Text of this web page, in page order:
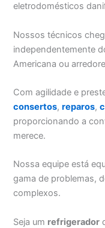
eletrodomésticos
Nossos técnicos
independentemente
Americana ou
Com agilidade e
consertos,reparos,
proporcionando a
merece.
Nossa equipe está
gama de problemas,
complexos.
Seja um refrigerador